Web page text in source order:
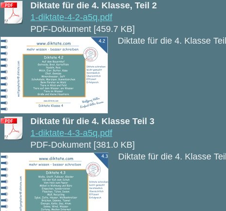
Diktate für die 4. Klasse, Teil 2
1-diktate-4-2-a5q.pdf
PDF-Dokument [459.7 KB]
Diktate für die 4. Klasse
Diktate für die 4. Klasse Teil 3
1-diktate-4-3-a5q.pdf
PDF-Dokument [381.0 KB]
Diktate für die 4. Klasse